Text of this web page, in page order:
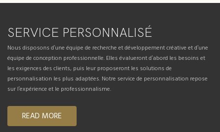
SERVICE PERSONNALISÉ
Nous disposons d'une équipe de recherche et développement créative et d'une
équipe de conception professionnelle. Elles évalueront d'abord les besoins et
les exigences des clients, puis leur proposeront les solutions de
personnalisation les plus adaptées. Notre service de personnalisation repose
sur l'expérience et le professionnalisme.
READ MORE